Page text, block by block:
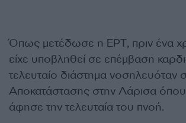
Όπως μετέδωσε η ΕΡΤ, πριν ένα
είχε υποβληθεί σε επέμβαση
τελευταίο διάστημα νοσηλευόταν
Αποκατάστασης στην Λάρισα
άφησε την τελευταία του πνοή.